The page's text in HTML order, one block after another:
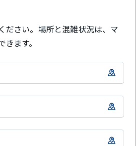
ださい。場所と混雑状況は、マ
ます。